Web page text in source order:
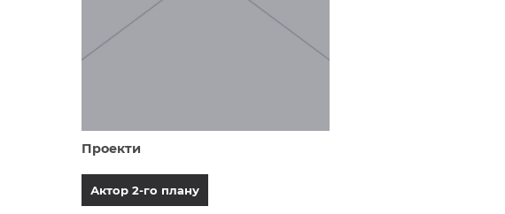
Проекти
Актор 2-го плану